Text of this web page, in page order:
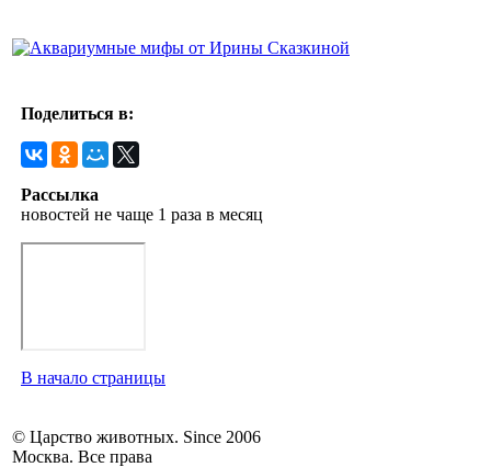
Поделиться в:
Рассылка
новостей не чаще 1 раза в месяц
В начало страницы
© Царство животных. Since 2006
Москва. Все права